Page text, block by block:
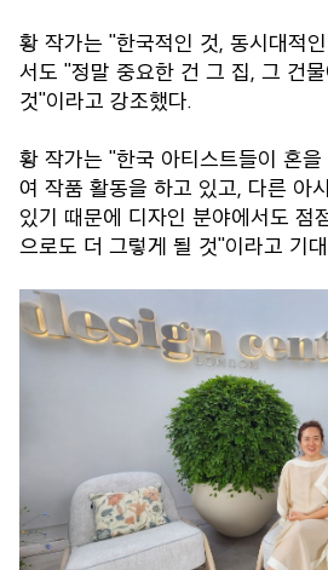
황 작가는 "한국적인 것, 동시대적
서도 "정말 중요한 건 그 집, 그 건
것"이라고 강조했다.
황 작가는 "한국 아티스트들이 혼
여 작품 활동을 하고 있고, 다른 아
있기 때문에 디자인 분야에서도 점
으로도 더 그렇게 될 것"이라고 기